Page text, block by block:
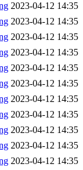
2023-04-12 14:35
2023-04-12 14:35
2023-04-12 14:35
2023-04-12 14:35
2023-04-12 14:35
2023-04-12 14:35
2023-04-12 14:35
2023-04-12 14:35
2023-04-12 14:35
2023-04-12 14:35
2023-04-12 14:35